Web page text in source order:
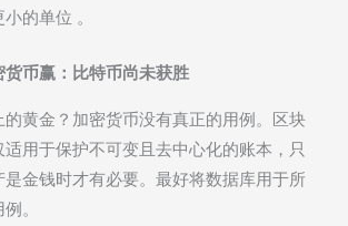
的单位 。
货币赢：比特币尚未获胜
的黄金？加密货币没有真正的用例。区块
适用于保护不可变且去中心化的账本，只
是金钱时才有必要。最好将数据库用于所
。